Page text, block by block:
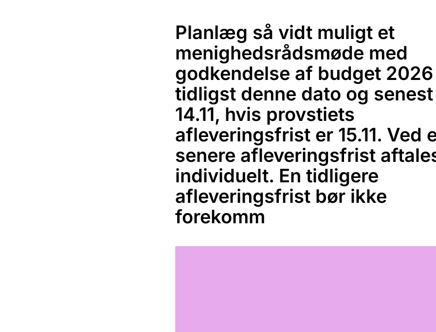
Planlæg så vidt muligt et
menighedsrådsmøde med
godkendelse af budget 2026
tidligst denne dato og senest
14.11, hvis provstiets
afleveringsfrist er 15.11. Ved
senere afleveringsfrist
individuelt. En tidligere
afleveringsfrist bør ikke
forekomm